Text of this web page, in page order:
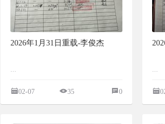
2026年1月31日重载-李俊杰
...
02-07 35 0
...